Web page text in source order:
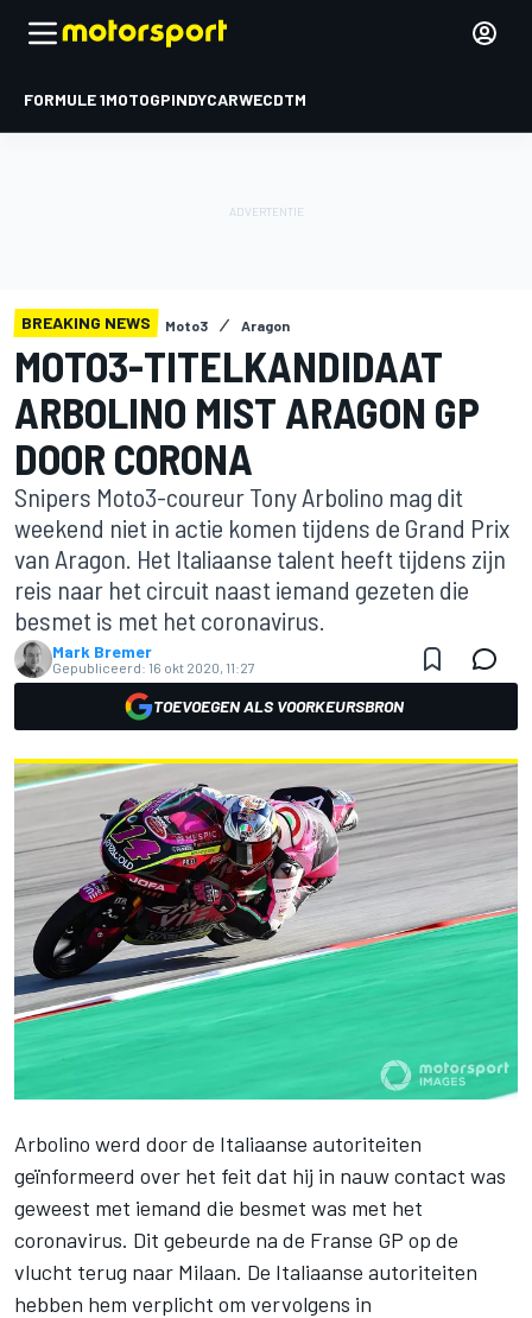
FORMULE 1MOTOGPINDYCARWECDTM
BREAKING NEWS Moto3 Aragon
MOTO3-TITELKANDIDAAT
ARBOLINO MIST ARAGON GP
DOOR CORONA
Snipers Moto3-coureur Tony Arbolino mag dit
weekend niet in actie komen tijdens de Grand Prix
van Aragon. Het Italiaanse talent heeft tijdens zijn
reis naar het circuit naast iemand gezeten die
besmet is met het coronavirus.
Mark Bremer
Gepubliceerd: 16 okt 2020, 11:27
TOEVOEGEN ALS VOORKEURSBRON
Arbolino werd door de Italiaanse autoriteiten
geïnformeerd over het feit dat hij in nauw contact was
geweest met iemand die besmet was met het
coronavirus. Dit gebeurde na de Franse GP op de
vlucht terug naar Milaan. De Italiaanse autoriteiten
hebben hem verplicht om vervolgens in